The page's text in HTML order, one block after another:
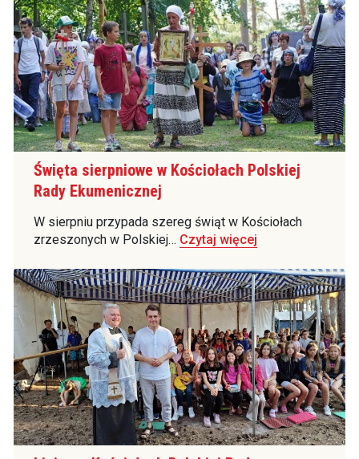
Święta sierpniowe w Kościołach Polskiej
Rady Ekumenicznej
W sierpniu przypada szereg świąt w Kościołach
zrzeszonych w Polskiej… Czytaj więcej